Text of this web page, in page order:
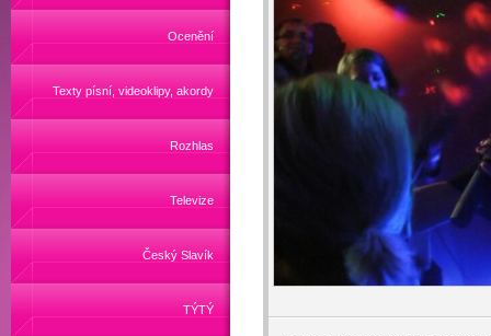
Ocenění
Texty písní, videoklipy, akordy
Rozhlas
Televize
Český Slavík
TÝTÝ